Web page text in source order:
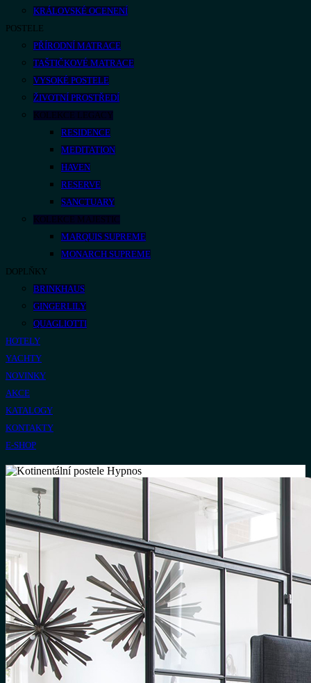
KRÁLOVSKÉ OCENENÍ
POSTELE
PŘÍRODNÍ MATRACE
TAŠTIČKOVÉ MATRACE
VYSOKÉ POSTELE
ŽIVOTNÍ PROSTŘEDÍ
KOLEKCE LEGACY
RESIDENCE
MEDITATION
HAVEN
RESERVE
SANCTUARY
KOLEKCE MAJESTIC
MARQUIS SUPREME
MONARCH SUPREME
DOPLŇKY
BRINKHAUS
GINGERLILY
QUAGLIOTTI
HOTELY
YACHTY
NOVINKY
AKCE
KATALOGY
KONTAKTY
E-SHOP